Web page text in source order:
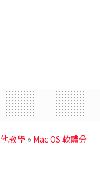
教學» Mac OS 軟體分